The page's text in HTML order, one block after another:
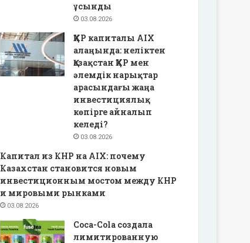
ұсынды
03.08.2026
ҚХР капиталы AIX
алаңында: неліктен
Қазақстан ҚХР мен
әлемдік нарықтар
арасындағы жаңа
инвестициялық
көпірге айналып
келеді?
03.08.2026
Капитал из КНР на AIX: почему
Казахстан становится новым
инвестиционным мостом между КНР
и мировыми рынками
03.08.2026
Coca-Cola создала
лимитированную